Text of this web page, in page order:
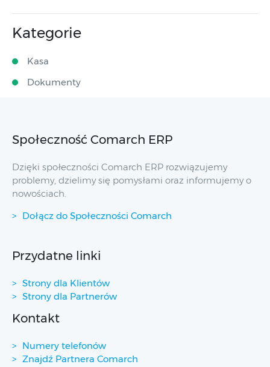
Kategorie
Kasa
Dokumenty
Społeczność Comarch ERP
Dzięki społeczności Comarch ERP rozwiązujemy
problemy, dzielimy się pomysłami oraz informujemy o
nowościach.
Dołącz do Społeczności Comarch
Przydatne linki
Strony dla Klientów
Strony dla Partnerów
Kontakt
Numery telefonów
Znajdź Partnera Comarch